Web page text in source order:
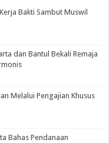
Bakti Sambut Muswil
dan Bantul Bekali Remaja
Melalui Pengajian Khusus
Bahas Pendanaan